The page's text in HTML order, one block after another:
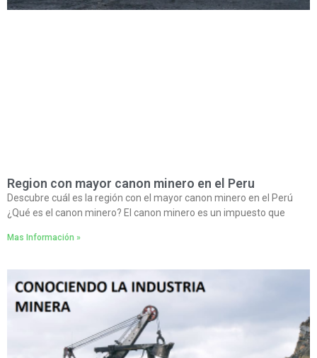
Region con mayor canon minero en el Peru
Descubre cuál es la región con el mayor canon minero en el Perú
¿Qué es el canon minero? El canon minero es un impuesto que
Mas Información »